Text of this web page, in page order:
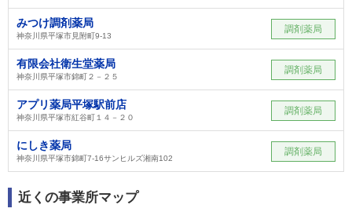
みつけ調剤薬局
神奈川県平塚市見附町9-13
調剤薬局
有限会社衛生堂薬局
神奈川県平塚市錦町２－２５
調剤薬局
アプリ薬局平塚駅前店
神奈川県平塚市紅谷町１４－２０
調剤薬局
にしき薬局
神奈川県平塚市錦町7-16サンヒルズ湘南102
調剤薬局
近くの事業所マップ